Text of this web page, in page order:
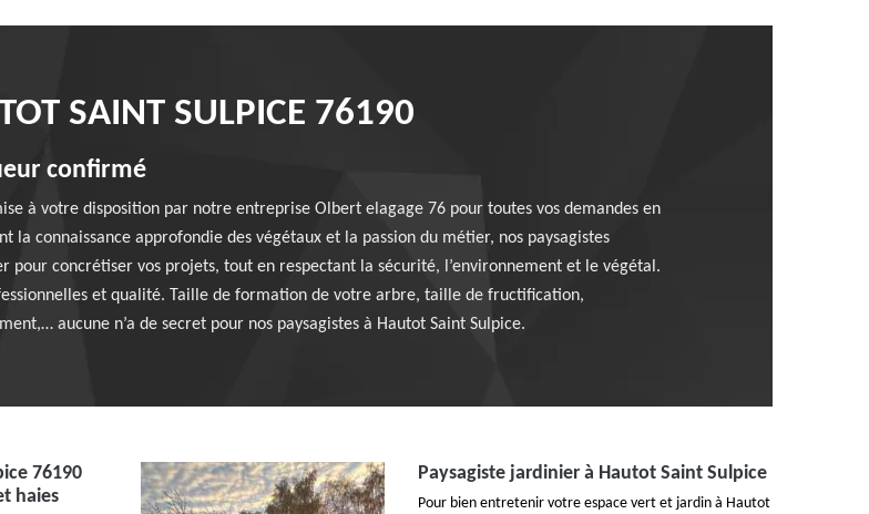
SAINT SULPICE 76190
confirmé
à votre disposition par notre entreprise Olbert elagage 76 pour toutes vos demandes en
la connaissance approfondie des végétaux et la passion du métier, nos paysagistes
pour concrétiser vos projets, tout en respectant la sécurité, l’environnement et le végétal.
et qualité. Taille de formation de votre arbre, taille de fructification,
aucune n’a de secret pour nos paysagistes à Hautot Saint Sulpice.
76190
haies
Paysagiste jardinier à Hautot Saint Sulpice
Pour bien entretenir votre espace vert et jardin à Hautot